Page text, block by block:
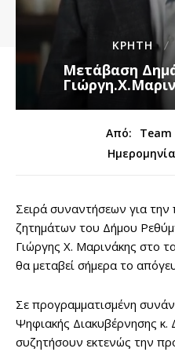
ΚΡΗΤΗ
Μετάβαση
Από:
Team
Σειρά συναντήσεων για
ζητημάτων του Δήμου
Γιώργης Χ. Μαρινάκης στο
θα μεταβεί σήμερα το
Σε προγραμματισμένη
Ψηφιακής Διακυβέρνησης
συζητήσουν εκτενώς την